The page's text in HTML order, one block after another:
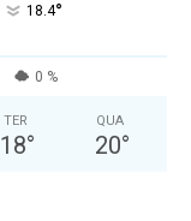
18.4°
0 %
TER
18°
QUA
20°